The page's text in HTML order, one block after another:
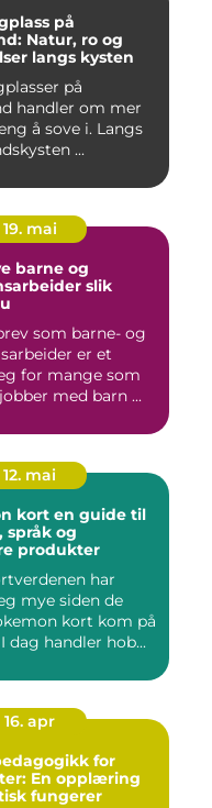
på
Natur, ro og
langs kysten
på
handler om mer
å sove i. Langs
...
19. mai
barne og
slik
som barne- og
er et
for mange som
med barn ...
12. mai
guide til
språk og
produkter
har
mye siden de
kort kom på
dag handler hob...
16. apr
for
En opplæring
fungerer